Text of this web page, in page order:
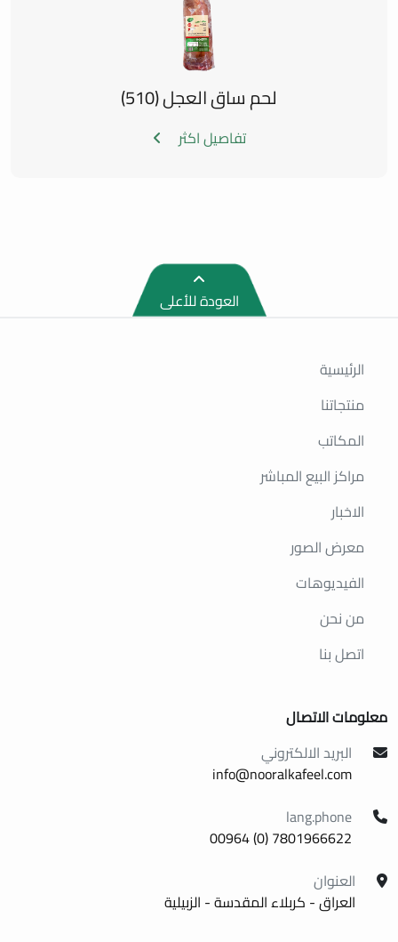
لحم ساق العجل (510)
تفاصيل اكثر
العودة للأعلى
الرئيسية
منتجاتنا
المكاتب
مراكز البيع المباشر
الاخبار
معرض الصور
الفيديوهات
من نحن
اتصل بنا
معلومات الاتصال
البريد الالكتروني
info@nooralkafeel.com
lang.phone
7801966622 (0) 00964
العنوان
العراق - كربلاء المقدسة - الزبيلية